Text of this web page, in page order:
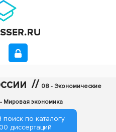
// 08 - Экономические
Мировая экономика
по каталогу
диссертаций